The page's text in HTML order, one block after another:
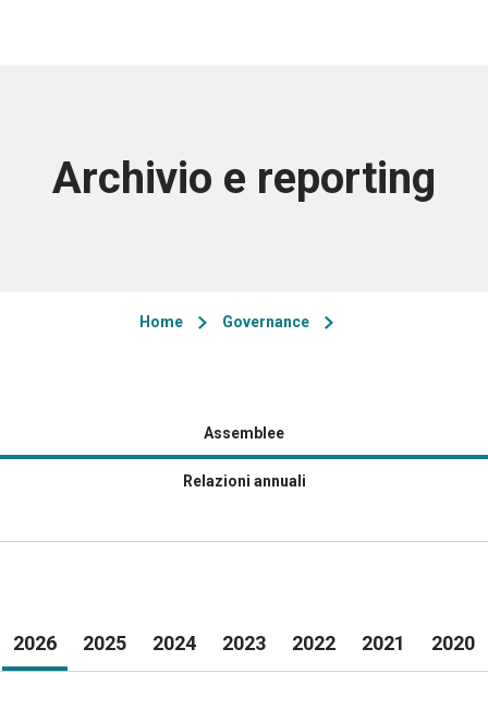
Archivio e reporting
Home Governance
Assemblee
Relazioni annuali
2026 2025 2024 2023 2022 2021 2020